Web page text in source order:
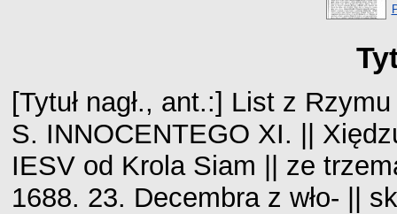
[Tytuł nagł., ant.:] List z
S. INNOCENTEGO XI. ||
IESV od Krola Siam || ze
1688. 23. Decembra z wło- ||